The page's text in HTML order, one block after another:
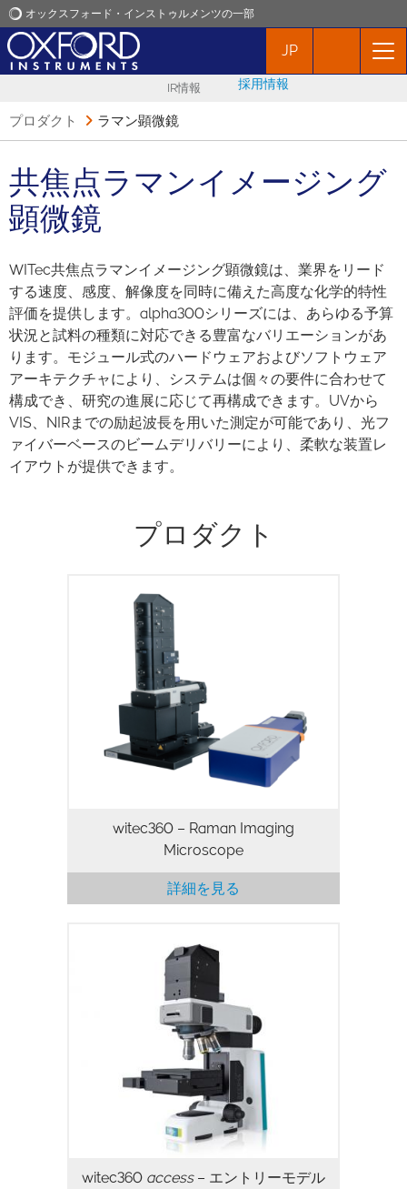
オックスフォード・インストゥルメンツの一部
オックスフォード・インストゥルメンツ
イベント
お問い合わせ
JP
IR情報 採用情報
プロダクト ラマン顕微鏡
共焦点ラマンイメージング
顕微鏡
WITec共焦点ラマンイメージング顕微鏡は、業界をリード
する速度、感度、解像度を同時に備えた高度な化学的特性
評価を提供します。alpha300シリーズには、あらゆる予算
状況と試料の種類に対応できる豊富なバリエーションがあ
ります。モジュール式のハードウェアおよびソフトウェア
アーキテクチャにより、システムは個々の要件に合わせて
構成でき、研究の進展に応じて再構成できます。UVから
VIS、NIRまでの励起波長を用いた測定が可能であり、光フ
ァイバーベースのビームデリバリーにより、柔軟な装置レ
イアウトが提供できます。
プロダクト
witec360 – Raman Imaging
Microscope
詳細を見る
witec360 access– エントリーモデル